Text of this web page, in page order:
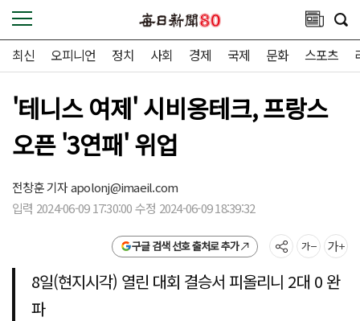
최신 오피니언 정치 사회 경제 국제 문화 스포츠
'테니스 여제' 시비옹테크, 프랑스
오픈 '3연패' 위업
전창훈 기자apolonj@imaeil.com
입력 2024-06-09 17:30:00 수정 2024-06-09 18:39:32
구글 검색 선호 출처로 추가
8일(현지시각) 열린 대회 결승서 피올리니 2대 0 완
파